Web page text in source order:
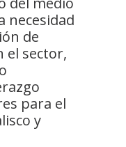
necesidad
de
el sector,
para el
y